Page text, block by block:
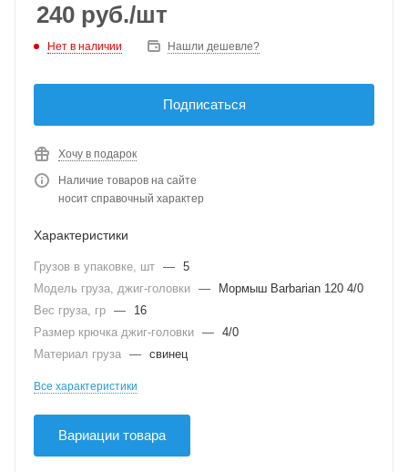
240 руб./шт
Нет в наличии Нашли дешевле?
Подписаться
Хочу в подарок
Наличие товаров на сайте
носит справочный характер
Характеристики
Грузов в упаковке, шт — 5
Модель груза, джиг-головки —
Мормыш Barbarian 120 4/0
Вес груза, гр —
16
Размер крючка джиг-головки — 4/0
Материал груза — свинец
Все характеристики
Вариации товара